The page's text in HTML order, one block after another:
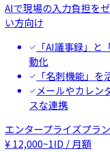
AIで現場の入力負担を
い方向け
「AI議事録」
動化
「名刺機能」
メールやカレン
スな連携
エンタープライズプラン
¥ 12,000~1ID / 月額